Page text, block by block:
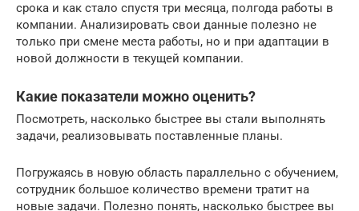
срока и как стало спустя три месяца, полгода работы в
компании. Анализировать свои данные полезно не
только при смене места работы, но и при адаптации в
новой должности в текущей компании.
Какие показатели можно оценить?
Посмотреть, насколько быстрее вы стали выполнять
задачи, реализовывать поставленные планы.
Погружаясь в новую область параллельно с обучением,
сотрудник большое количество времени тратит на
новые задачи. Полезно понять, насколько быстрее вы